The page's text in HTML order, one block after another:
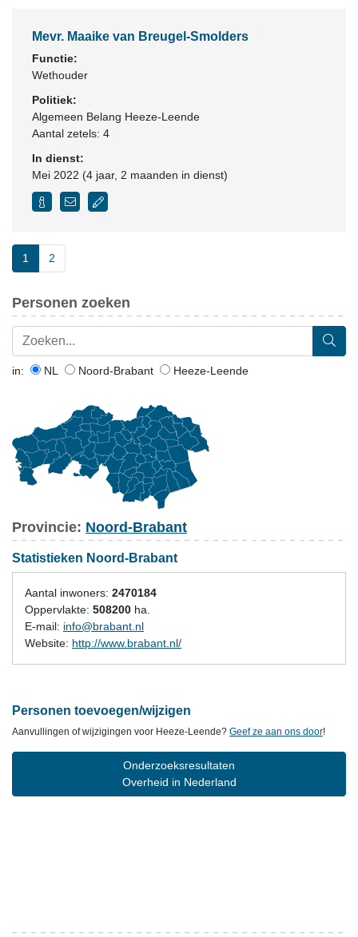
Mevr. Maaike van Breugel-Smolders
Functie:
Wethouder
Politiek:
Algemeen Belang Heeze-Leende
Aantal zetels: 4
In dienst:
Mei 2022 (4 jaar, 2 maanden in dienst)
1 2
Personen zoeken
in: NL Noord-Brabant Heeze-Leende
Provincie: Noord-Brabant
Statistieken Noord-Brabant
Aantal inwoners: 2470184
Oppervlakte: 508200 ha.
E-mail: info@brabant.nl
Website: http://www.brabant.nl/
Personen toevoegen/wijzigen
Aanvullingen of wijzigingen voor Heeze-Leende? Geef ze aan ons door!
Onderzoeksresultaten
Overheid in Nederland